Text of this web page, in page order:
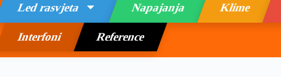
Led rasvjeta Napajanja Klime
Interfoni Reference